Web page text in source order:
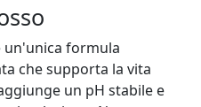
un'unica formula
che supporta la vita
un pH stabile e